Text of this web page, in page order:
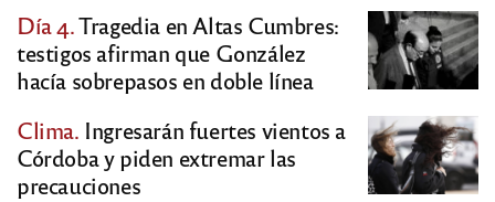
Día 4.Tragedia en Altas Cumbres:
testigos afirman que González
hacía sobrepasos en doble línea
Clima. Ingresarán fuertes vientos a
Córdoba y piden extremar las
precauciones